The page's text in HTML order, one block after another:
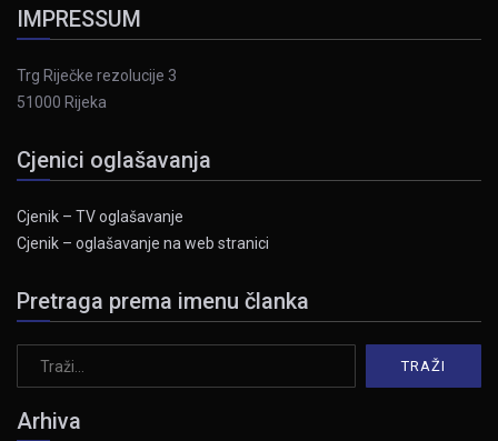
IMPRESSUM
Trg Riječke rezolucije 3
51000 Rijeka
Cjenici oglašavanja
Cjenik – TV oglašavanje
Cjenik – oglašavanje na web stranici
Pretraga prema imenu članka
Arhiva